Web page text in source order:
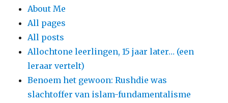
About Me
All pages
All posts
Allochtone leerlingen, 15 jaar later… (een
leraar vertelt)
Benoem het gewoon: Rushdie was
slachtoffer van islam-fundamentalisme